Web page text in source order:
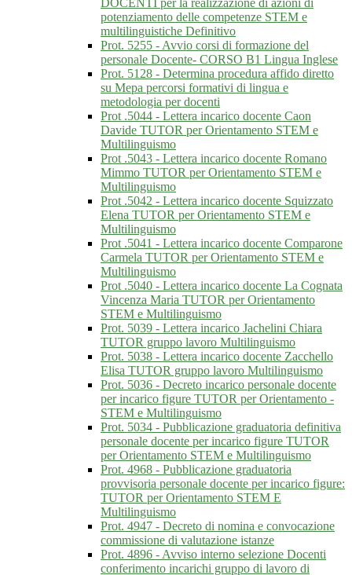
DOCENTI per la realizzazione di azioni di
potenziamento delle competenze STEM e
multilinguistiche Definitivo
Prot. 5255 - Avvio corsi di formazione del
personale Docente- CORSO B1 Lingua Inglese
Prot. 5128 - Determina procedura affido diretto
su Mepa percorsi formativi di lingua e
metodologia per docenti
Prot .5044 - Lettera incarico docente Caon
Davide TUTOR per Orientamento STEM e
Multilinguismo
Prot .5043 - Lettera incarico docente Romano
Mimmo TUTOR per Orientamento STEM e
Multilinguismo
Prot .5042 - Lettera incarico docente Squizzato
Elena TUTOR per Orientamento STEM e
Multilinguismo
Prot .5041 - Lettera incarico docente Comparone
Carmela TUTOR per Orientamento STEM e
Multilinguismo
Prot .5040 - Lettera incarico docente La Cognata
Vincenza Maria TUTOR per Orientamento
STEM e Multilinguismo
Prot. 5039 - Lettera incarico Jachelini Chiara
TUTOR gruppo lavoro Multilinguismo
Prot. 5038 - Lettera incarico docente Zacchello
Elisa TUTOR gruppo lavoro Multilinguismo
Prot. 5036 - Decreto incarico personale docente
per incarico figure TUTOR per Orientamento -
STEM e Multilinguismo
Prot. 5034 - Pubblicazione graduatoria definitiva
personale docente per incarico figure TUTOR
per Orientamento STEM e Multilinguismo
Prot. 4968 - Pubblicazione graduatoria
provvisoria personale docente per incarico figure:
TUTOR per Orientamento STEM E
Multilinguismo
Prot. 4947 - Decreto di nomina e convocazione
commissione di valutazione istanze
Prot. 4896 - Avviso interno selezione Docenti
conferimento incarichi gruppo di lavoro di